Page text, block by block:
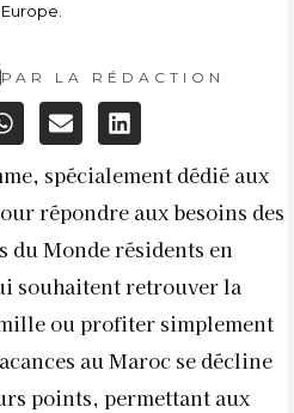
Europe.
PAR LA RÉDACTION
spécialement dédié aux
répondre aux besoins des
du Monde résidents en
souhaitent retrouver la
ou profiter simplement
au Maroc se décline
points, permettant aux